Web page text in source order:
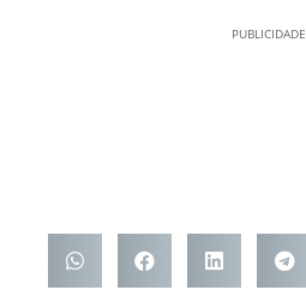
PUBLICIDADE